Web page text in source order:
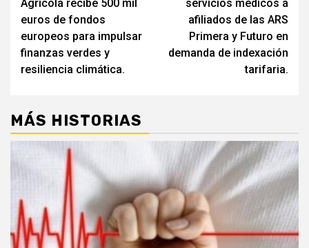
Agrícola recibe 500 mil
euros de fondos
europeos para impulsar
finanzas verdes y
resiliencia climática.
servicios médicos a
afiliados de las ARS
Primera y Futuro en
demanda de indexación
tarifaria.
MÁS HISTORIAS